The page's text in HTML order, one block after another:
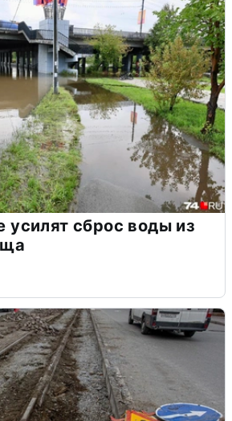
усилят сброс воды из